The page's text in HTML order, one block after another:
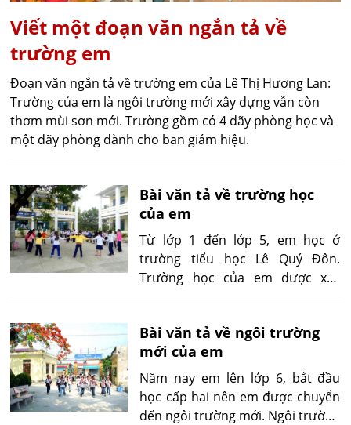
Viết một đoạn văn ngắn tả về
trường em
Đoạn văn ngắn tả về trường em của Lê Thị Hương Lan:
Trường của em là ngôi trường mới xây dựng vẫn còn
thơm mùi sơn mới. Trường gồm có 4 dãy phòng học và
một dãy phòng dành cho ban giám hiệu.
Bài văn tả về trường học
của em
Từ lớp 1 đến lớp 5, em học ở
trường tiểu học Lê Quý Đôn.
Trường học của em được xây
Bài văn tả về ngôi trường
mới của em
Năm nay em lên lớp 6, bắt đầu
học cấp hai nên em được chuyển
đến ngôi trường mới. Ngôi trường